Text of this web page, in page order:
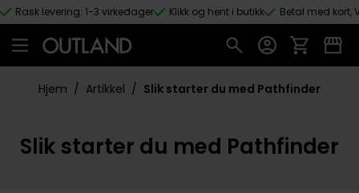
Hopp til hovedinnhold
Rask levering: 1-3 virkedager Klikk og hent i butikk Betal med kort,
Hjem / Artikkel / Slik starter du med Pathfinder
Slik starter du med Pathfinder